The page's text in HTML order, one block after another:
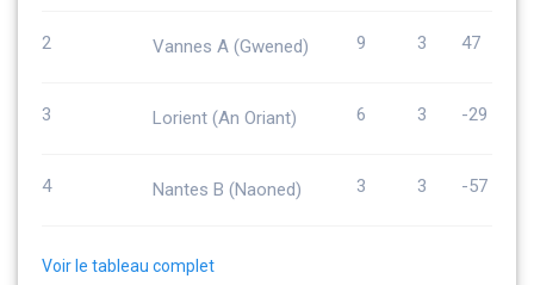
2 Vannes A (Gwened) 9 3 47
3 Lorient (An Oriant) 6 3 -29
4 Nantes B (Naoned) 3 3 -57
Voir le tableau complet